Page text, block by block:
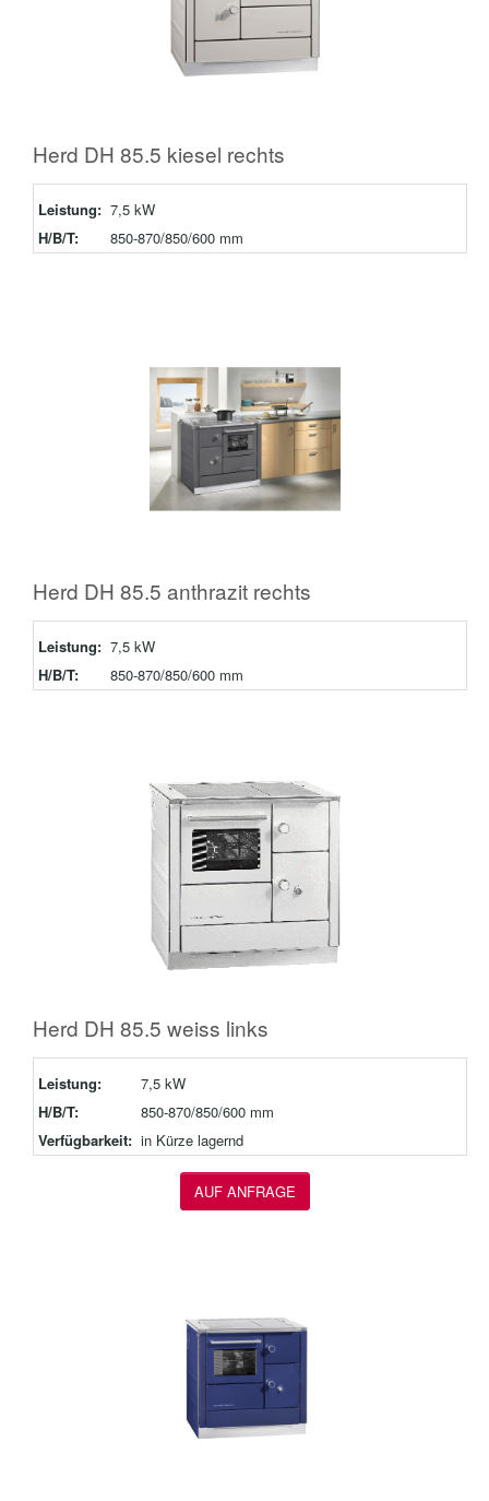
Herd DH 85.5 kiesel rechts
Leistung: 7,5 kW
H/B/T:
850-870/850/600 mm
Herd DH 85.5 anthrazit rechts
Leistung: 7,5 kW
H/B/T:
850-870/850/600 mm
Herd DH 85.5 weiss links
Leistung:
7,5 kW
H/B/T:
850-870/850/600 mm
Verfügbarkeit: in Kürze lagernd
AUF ANFRAGE